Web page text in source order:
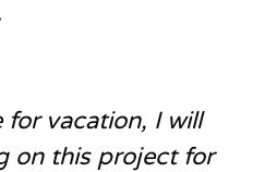
for vacation, I will
on this project for